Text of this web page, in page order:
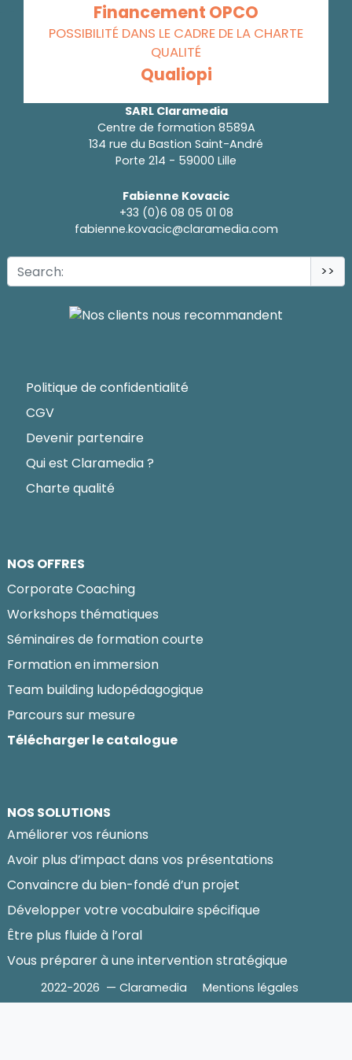
Financement OPCO
POSSIBILITÉ DANS LE CADRE DE LA CHARTE
QUALITÉ
Qualiopi
SARL Claramedia
Centre de formation 8589A
134 rue du Bastion Saint-André
Porte 214 - 59000 Lille
Fabienne Kovacic
+33 (0)6 08 05 01 08
fabienne.kovacic@claramedia.com
>>
Politique de confidentialité
CGV
Devenir partenaire
Qui est Claramedia ?
Charte qualité
NOS OFFRES
Corporate Coaching
Workshops thématiques
Séminaires de formation courte
Formation en immersion
Team building ludopédagogique
Parcours sur mesure
Télécharger le catalogue
NOS SOLUTIONS
Améliorer vos réunions
Avoir plus d’impact dans vos présentations
Convaincre du bien-fondé d’un projet
Développer votre vocabulaire spécifique
Être plus fluide à l’oral
Vous préparer à une intervention stratégique
2022-2026 — Claramedia Mentions légales